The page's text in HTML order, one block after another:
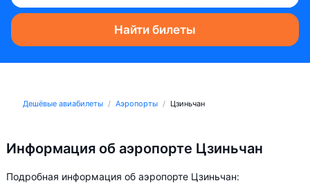
Найти билеты
Дешёвые авиабилеты Аэропорты Цзиньчан
Информация об аэропорте Цзиньчан
Подробная информация об аэропорте Цзиньчан: